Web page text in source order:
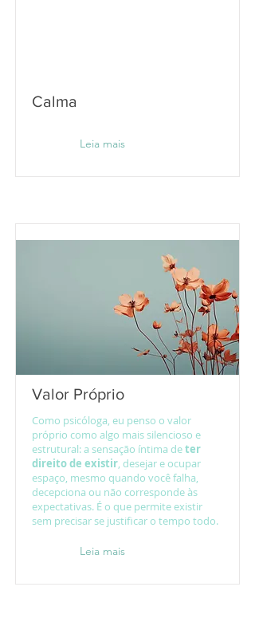
Calma
Leia mais
Valor Próprio
Como psicóloga, eu penso o valor
próprio como algo mais silencioso e
estrutural: a sensação íntima deter
direito de existir, desejar e ocupar
espaço, mesmo quando você falha,
decepciona ou não corresponde às
expectativas. É o que permite existir
sem precisar se justificar o tempo todo.
Leia mais